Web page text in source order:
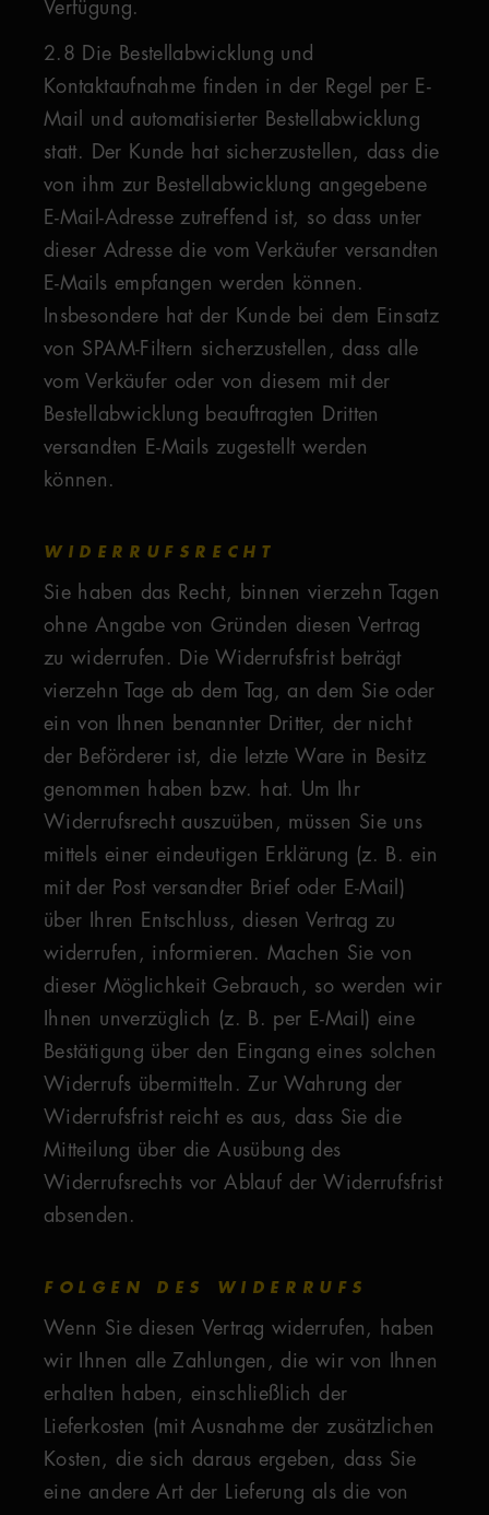
Verfügung.
2.8 Die Bestellabwicklung und
Kontaktaufnahme finden in der Regel per E-
Mail und automatisierter Bestellabwicklung
statt. Der Kunde hat sicherzustellen, dass die
von ihm zur Bestellabwicklung angegebene
E-Mail-Adresse zutreffend ist, so dass unter
dieser Adresse die vom Verkäufer versandten
E-Mails empfangen werden können.
Insbesondere hat der Kunde bei dem Einsatz
von SPAM-Filtern sicherzustellen, dass alle
vom Verkäufer oder von diesem mit der
Bestellabwicklung beauftragten Dritten
versandten E-Mails zugestellt werden
können.
WIDERRUFSRECHT
Sie haben das Recht, binnen vierzehn Tagen
ohne Angabe von Gründen diesen Vertrag
zu widerrufen. Die Widerrufsfrist beträgt
vierzehn Tage ab dem Tag, an dem Sie oder
ein von Ihnen benannter Dritter, der nicht
der Beförderer ist, die letzte Ware in Besitz
genommen haben bzw. hat. Um Ihr
Widerrufsrecht auszuüben, müssen Sie uns
mittels einer eindeutigen Erklärung (z. B. ein
mit der Post versandter Brief oder E-Mail)
über Ihren Entschluss, diesen Vertrag zu
widerrufen, informieren. Machen Sie von
dieser Möglichkeit Gebrauch, so werden wir
Ihnen unverzüglich (z. B. per E-Mail) eine
Bestätigung über den Eingang eines solchen
Widerrufs übermitteln. Zur Wahrung der
Widerrufsfrist reicht es aus, dass Sie die
Mitteilung über die Ausübung des
Widerrufsrechts vor Ablauf der Widerrufsfrist
absenden.
FOLGEN DES WIDERRUFS
Wenn Sie diesen Vertrag widerrufen, haben
wir Ihnen alle Zahlungen, die wir von Ihnen
erhalten haben, einschließlich der
Lieferkosten (mit Ausnahme der zusätzlichen
Kosten, die sich daraus ergeben, dass Sie
eine andere Art der Lieferung als die von